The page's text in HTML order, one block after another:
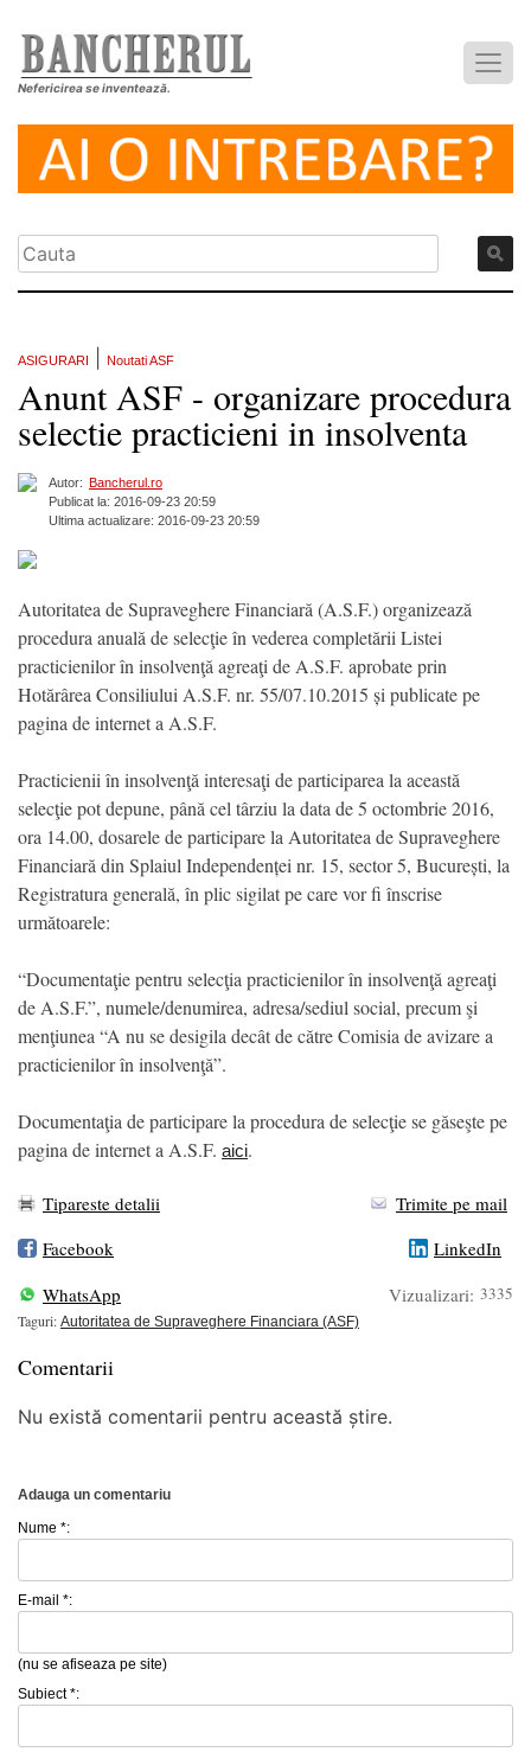
Nefericirea se inventează.
ASIGURARI Noutati ASF
Anunt ASF - organizare procedura
selectie practicieni in insolventa
Autor: Bancherul.ro
Publicat la: 2016-09-23 20:59
Ultima actualizare: 2016-09-23 20:59
Autoritatea de Supraveghere Financiară (A.S.F.) organizează
procedura anuală de selecţie în vederea completării Listei
practicienilor în insolvenţă agreaţi de A.S.F. aprobate prin
Hotărârea Consiliului A.S.F. nr. 55/07.10.2015 și publicate pe
pagina de internet a A.S.F.
Practicienii în insolvenţă interesaţi de participarea la această
selecţie pot depune, până cel târziu la data de 5 octombrie 2016,
ora 14.00, dosarele de participare la Autoritatea de Supraveghere
Financiară din Splaiul Independenței nr. 15, sector 5, București, la
Registratura generală, în plic sigilat pe care vor fi înscrise
următoarele:
“Documentaţie pentru selecţia practicienilor în insolvenţă agreaţi
de A.S.F.”, numele/denumirea, adresa/sediul social, precum şi
menţiunea “A nu se desigila decât de către Comisia de avizare a
practicienilor în insolvenţă”.
Documentaţia de participare la procedura de selecţie se găseşte pe
pagina de internet a A.S.F. aici.
Tipareste detalii
Trimite pe mail
Facebook
LinkedIn
WhatsApp
Vizualizari: 3335
Taguri: Autoritatea de Supraveghere Financiara (ASF)
Comentarii
Nu există comentarii pentru această știre.
Adauga un comentariu
Nume *:
E-mail *:
(nu se afiseaza pe site)
Subiect *: